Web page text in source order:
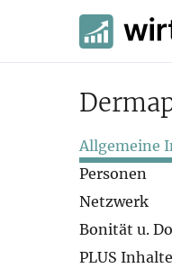
Allgemeine
Personen
Netzwerk
Bonität u.
PLUS Inhalte